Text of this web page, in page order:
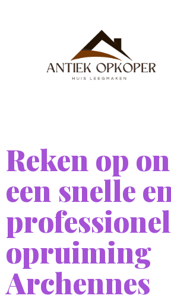
Reken op
een snelle
opruiming
Archennes